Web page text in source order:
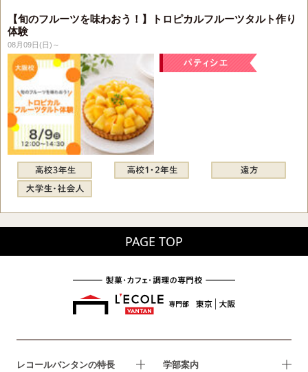
【旬のフルーツを味わおう！】トロピカルフルーツタルト作り
体験
08月09日(日)～
PAGE TOP
レコールバンタンの特長 学部案内